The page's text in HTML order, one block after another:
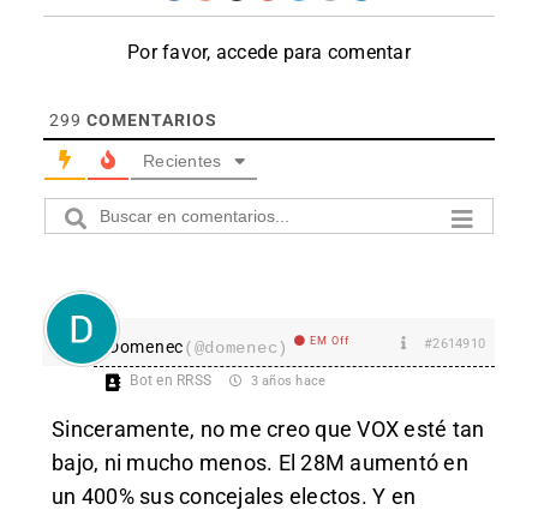
Por favor, accede para comentar
299 COMENTARIOS
Recientes
Domenec(@domenec) EM Off #2614910
Bot en RRSS 3 años hace
Sinceramente, no me creo que VOX esté tan
bajo, ni mucho menos. El 28M aumentó en
un 400% sus concejales electos. Y en